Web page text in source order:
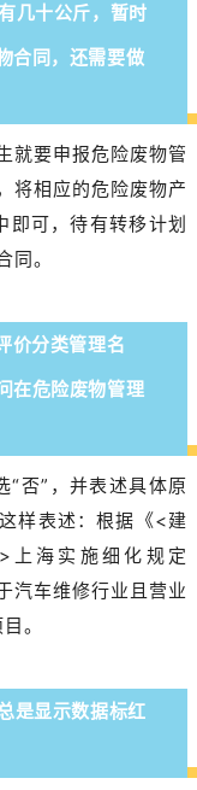
几十公斤，暂时
合同，还需要做
就要申报危险废物管
将相应的危险废物产
即可，待有转移计划
。
价分类管理名
在危险废物管理
“否”，并表述具体原
样表述：根据《<建
上海实施细化规定
汽车维修行业且营业
。
是显示数据标红